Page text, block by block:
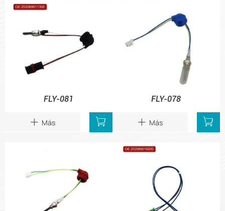
FLY-081
 Más 
FLY-078
 Más 